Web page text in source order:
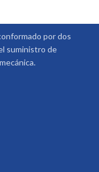
por dos
suministro de